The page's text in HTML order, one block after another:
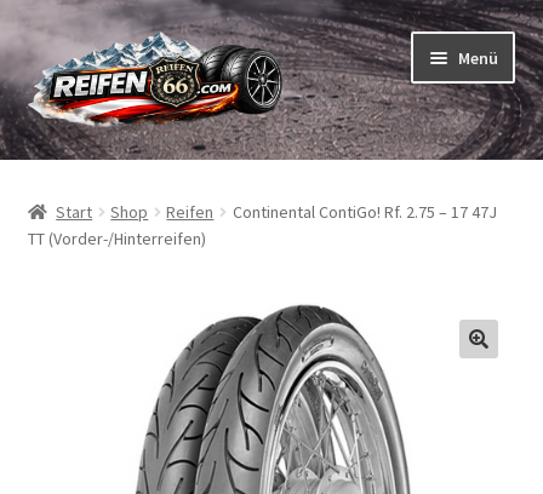
Zur
Navigation
springen
Zum
Inhalt
springen
Menü
Reifen
Schläuche
Start Shop Reifen
Continental ContiGo! Rf. 2.75 – 17 47J
TT (Vorder-/Hinterreifen)